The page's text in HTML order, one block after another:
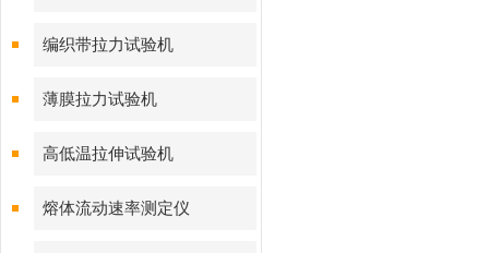
编织带拉力试验机
薄膜拉力试验机
高低温拉伸试验机
熔体流动速率测定仪